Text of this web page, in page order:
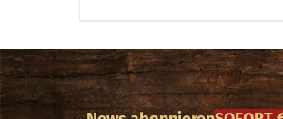
mehrere
Varianten
auf.